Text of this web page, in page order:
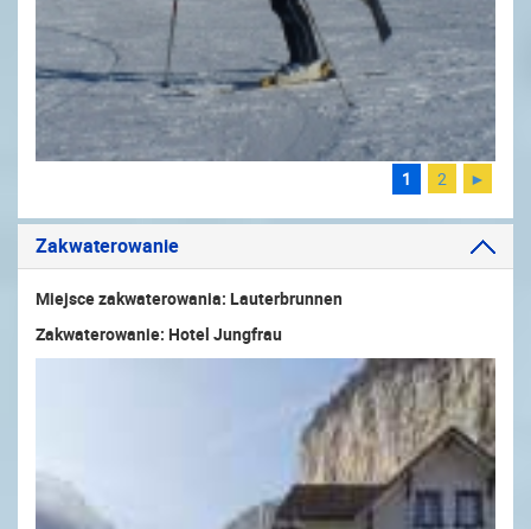
1 2 ►
Zakwaterowanie
Miejsce zakwaterowania: Lauterbrunnen
Zakwaterowanie: Hotel Jungfrau